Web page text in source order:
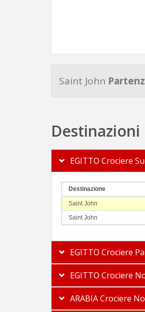
Saint John
Destinazioni
EGITTO Crociere
Destinazione
Saint John
Saint John
EGITTO Crociere
EGITTO Crociere
ARABIA Crociere